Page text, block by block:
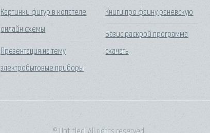
Картинки фигур в копателе
онлайн схемы
Презентация на тему
электробытовые приборы
Книги про фаину раневскую
Базис раскрой программа
скачать